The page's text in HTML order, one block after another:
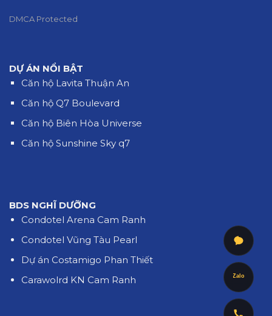
DMCA Protected
DỰ ÁN NỔI BẬT
Căn hộ Lavita Thuận An
Căn hộ Q7 Boulevard
Căn hộ Biên Hòa Universe
Căn hộ Sunshine Sky q7
BDS NGHĨ DƯỠNG
Condotel Arena Cam Ranh
Condotel Vũng Tàu Pearl
Dự án Costamigo Phan Thiết
Carawolrd KN Cam Ranh
Zalo